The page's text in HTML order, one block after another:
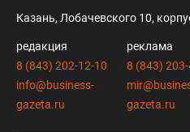
Казань, Лобачевского 10,
редакция
8 (843) 202-12-10
info@business-
gazeta.ru
реклама
8 (843)
gazeta.ru